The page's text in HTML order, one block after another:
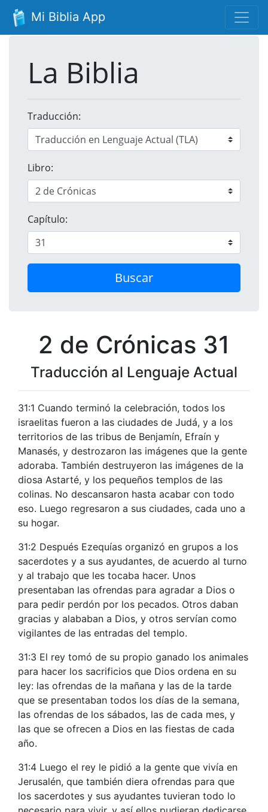
Mi Biblia App
La Biblia
Traducción:
Libro:
Capítulo:
Buscar
2 de Crónicas 31
Traducción al Lenguaje Actual
31:1 Cuando terminó la celebración, todos los
israelitas fueron a las ciudades de Judá, y a los
territorios de las tribus de Benjamín, Efraín y
Manasés, y destrozaron las imágenes que la gente
adoraba. También destruyeron las imágenes de la
diosa Astarté, y los pequeños templos de las
colinas. No descansaron hasta acabar con todo
eso. Luego regresaron a sus ciudades, cada uno a
su hogar.
31:2 Después Ezequías organizó en grupos a los
sacerdotes y a sus ayudantes, de acuerdo al turno
y al trabajo que les tocaba hacer. Unos
presentaban las ofrendas para agradar a Dios o
para pedir perdón por los pecados. Otros daban
gracias y alababan a Dios, y otros servían como
vigilantes de las entradas del templo.
31:3 El rey tomó de su propio ganado los animales
para hacer los sacrificios que Dios ordena en su
ley: las ofrendas de la mañana y las de la tarde
que se presentaban todos los días de la semana,
las ofrendas de los sábados, las de cada mes, y
las que se ofrecen a Dios en las fiestas de cada
año.
31:4 Luego el rey le pidió a la gente que vivía en
Jerusalén, que también diera ofrendas para que
los sacerdotes y sus ayudantes tuvieran todo lo